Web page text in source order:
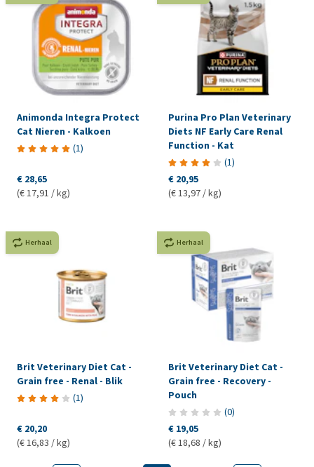
Animonda Integra Protect
Cat Nieren - Kalkoen
(1)
€ 28,65
(€ 17,91 / kg)
Purina Pro Plan Veterinary
Diets NF Early Care Renal
Function - Kat
(1)
€ 20,95
(€ 13,97 / kg)
Herhaal
Brit Veterinary Diet Cat -
Grain free - Renal - Blik
(1)
€ 20,20
(€ 16,83 / kg)
Herhaal
Brit Veterinary Diet Cat -
Grain free - Recovery -
Pouch
(0)
€ 19,05
(€ 18,68 / kg)